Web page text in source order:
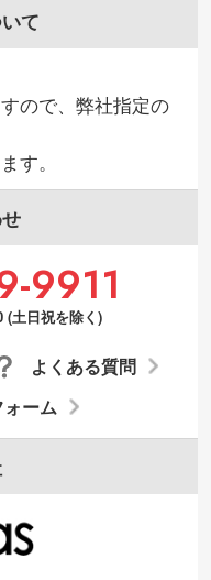
て
ので、弊社指定の
す。
9911
(土日祝を除く)
ーム
よくある質問